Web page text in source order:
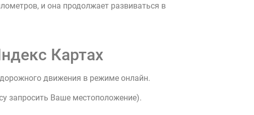
и она продолжает развиваться в
Картах
движения в режиме онлайн.
запросить Ваше местоположение).